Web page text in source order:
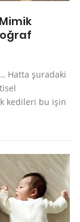
Hatta şuradaki
kedileri bu işin